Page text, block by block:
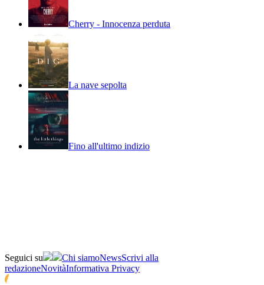
Cherry - Innocenza perduta
La nave sepolta
Fino all'ultimo indizio
Seguici su Chi siamoNewsScrivi alla
redazioneNovitàInformativa Privacy